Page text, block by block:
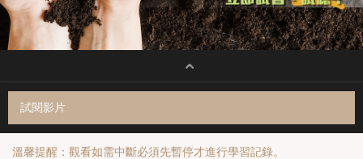
試閱影片
溫馨提醒：觀看如需中斷必須先暫停才進行學習記錄。